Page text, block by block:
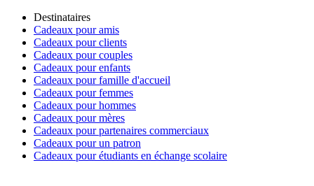
Destinataires
Cadeaux pour amis
Cadeaux pour clients
Cadeaux pour couples
Cadeaux pour enfants
Cadeaux pour famille d'accueil
Cadeaux pour femmes
Cadeaux pour hommes
Cadeaux pour mères
Cadeaux pour partenaires commerciaux
Cadeaux pour un patron
Cadeaux pour étudiants en échange scolaire